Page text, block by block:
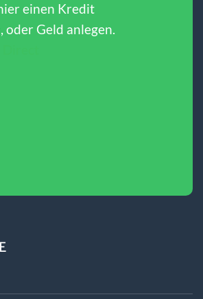
einen Kredit
oder Geld anlegen.